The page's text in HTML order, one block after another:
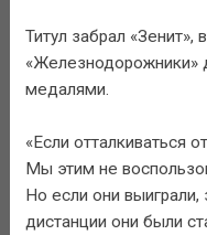
Титул забрал «Зенит»,
«Железнодорожники»
медалями.
«Если отталкиваться
Мы этим не
Но если они
дистанции они были